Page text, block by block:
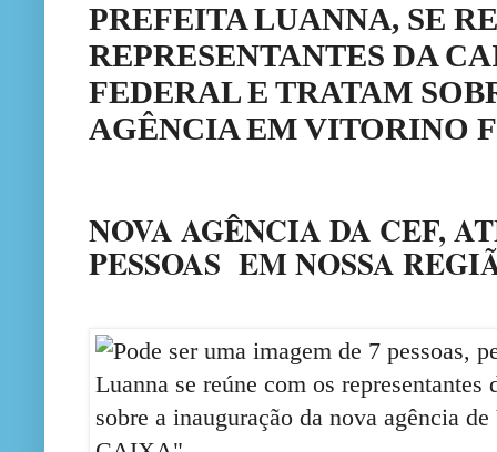
PREFEITA LUANNA, SE
REPRESENTANTES DA
FEDERAL E TRATAM
AGÊNCIA EM VITORINO
NOVA AGÊNCIA DA CEF,
PESSOAS EM NOSSA